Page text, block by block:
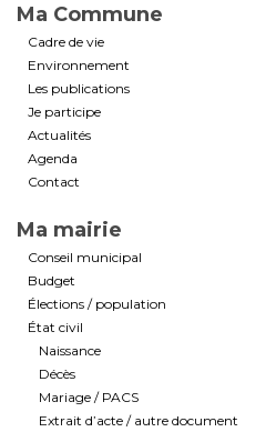
Ma Commune
Cadre de vie
Environnement
Les publications
Je participe
Actualités
Agenda
Contact
Ma mairie
Conseil municipal
Budget
Élections / population
État civil
Naissance
Décès
Mariage / PACS
Extrait d’acte / autre document